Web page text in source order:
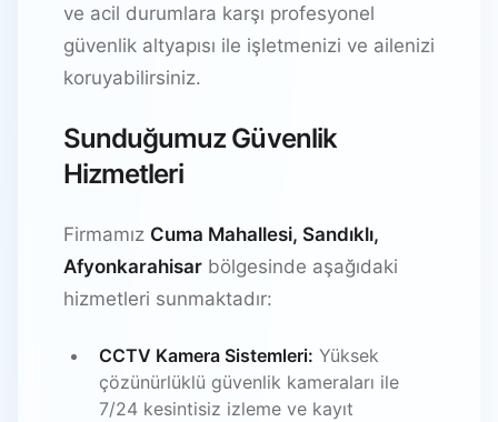
ve acil durumlara karşı profesyonel
güvenlik altyapısı ile işletmenizi ve ailenizi
koruyabilirsiniz.
Sunduğumuz Güvenlik
Hizmetleri
Firmamız Cuma Mahallesi, Sandıklı,
Afyonkarahisar bölgesinde aşağıdaki
hizmetleri sunmaktadır:
CCTV Kamera Sistemleri: Yüksek
çözünürlüklü güvenlik kameraları ile
7/24 kesintisiz izleme ve kayıt